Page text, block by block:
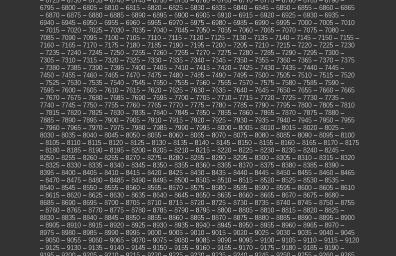
6795 – 6800 – 6805 – 6810 – 6815 – 6820 – 6825 – 6830 – 6835 – 6840 – 6845 – 6850 – 6855 – 6860 – 6865
– 6870 – 6875 – 6880 – 6885 – 6890 – 6895 – 6900 – 6905 – 6910 – 6915 – 6920 – 6925 – 6930 – 6935 –
6940 – 6945 – 6950 – 6955 – 6960 – 6965 – 6970 – 6975 – 6980 – 6985 – 6990 – 6995 – 7000 – 7005 – 7010
– 7015 – 7020 – 7025 – 7030 – 7035 – 7040 – 7045 – 7050 – 7055 – 7060 – 7065 – 7070 – 7075 – 7080 –
7085 – 7090 – 7095 – 7100 – 7105 – 7110 – 7115 – 7120 – 7125 – 7130 – 7135 – 7140 – 7145 – 7150 – 7155 –
7160 – 7165 – 7170 – 7175 – 7180 – 7185 – 7190 – 7195 – 7200 – 7205 – 7210 – 7215 – 7220 – 7225 – 7230
– 7235 – 7240 – 7245 – 7250 – 7255 – 7260 – 7265 – 7270 – 7275 – 7280 – 7285 – 7290 – 7295 – 7300 –
7305 – 7310 – 7315 – 7320 – 7325 – 7330 – 7335 – 7340 – 7345 – 7350 – 7355 – 7360 – 7365 – 7370 – 7375
– 7380 – 7385 – 7390 – 7395 – 7400 – 7405 – 7410 – 7415 – 7420 – 7425 – 7430 – 7435 – 7440 – 7445 –
7450 – 7455 – 7460 – 7465 – 7470 – 7475 – 7480 – 7485 – 7490 – 7495 – 7500 – 7505 – 7510 – 7515 – 7520
– 7525 – 7530 – 7535 – 7540 – 7545 – 7550 – 7555 – 7560 – 7565 – 7570 – 7575 – 7580 – 7585 – 7590 –
7595 – 7600 – 7605 – 7610 – 7615 – 7620 – 7625 – 7630 – 7635 – 7640 – 7645 – 7650 – 7655 – 7660 – 7665
– 7670 – 7675 – 7680 – 7685 – 7690 – 7695 – 7700 – 7705 – 7710 – 7715 – 7720 – 7725 – 7730 – 7735 –
7740 – 7745 – 7750 – 7755 – 7760 – 7765 – 7770 – 7775 – 7780 – 7785 – 7790 – 7795 – 7800 – 7805 – 7810
– 7815 – 7820 – 7825 – 7830 – 7835 – 7840 – 7845 – 7850 – 7855 – 7860 – 7865 – 7870 – 7875 – 7880 –
7885 – 7890 – 7895 – 7900 – 7905 – 7910 – 7915 – 7920 – 7925 – 7930 – 7935 – 7940 – 7945 – 7950 – 7955
– 7960 – 7965 – 7970 – 7975 – 7980 – 7985 – 7990 – 7995 – 8000 – 8005 – 8010 – 8015 – 8020 – 8025 –
8030 – 8035 – 8040 – 8045 – 8050 – 8055 – 8060 – 8065 – 8070 – 8075 – 8080 – 8085 – 8090 – 8095 – 8100
– 8105 – 8110 – 8115 – 8120 – 8125 – 8130 – 8135 – 8140 – 8145 – 8150 – 8155 – 8160 – 8165 – 8170 – 8175
– 8180 – 8185 – 8190 – 8195 – 8200 – 8205 – 8210 – 8215 – 8220 – 8225 – 8230 – 8235 – 8240 – 8245 –
8250 – 8255 – 8260 – 8265 – 8270 – 8275 – 8280 – 8285 – 8290 – 8295 – 8300 – 8305 – 8310 – 8315 – 8320
– 8325 – 8330 – 8335 – 8340 – 8345 – 8350 – 8355 – 8360 – 8365 – 8370 – 8375 – 8380 – 8385 – 8390 –
8395 – 8400 – 8405 – 8410 – 8415 – 8420 – 8425 – 8430 – 8435 – 8440 – 8445 – 8450 – 8455 – 8460 – 8465
– 8470 – 8475 – 8480 – 8485 – 8490 – 8495 – 8500 – 8505 – 8510 – 8515 – 8520 – 8525 – 8530 – 8535 –
8540 – 8545 – 8550 – 8555 – 8560 – 8565 – 8570 – 8575 – 8580 – 8585 – 8590 – 8595 – 8600 – 8605 – 8610
– 8615 – 8620 – 8625 – 8630 – 8635 – 8640 – 8645 – 8650 – 8655 – 8660 – 8665 – 8670 – 8675 – 8680 –
8685 – 8690 – 8695 – 8700 – 8705 – 8710 – 8715 – 8720 – 8725 – 8730 – 8735 – 8740 – 8745 – 8750 – 8755
– 8760 – 8765 – 8770 – 8775 – 8780 – 8785 – 8790 – 8795 – 8800 – 8805 – 8810 – 8815 – 8820 – 8825 –
8830 – 8835 – 8840 – 8845 – 8850 – 8855 – 8860 – 8865 – 8870 – 8875 – 8880 – 8885 – 8890 – 8895 – 8900
– 8905 – 8910 – 8915 – 8920 – 8925 – 8930 – 8935 – 8940 – 8945 – 8950 – 8955 – 8960 – 8965 – 8970 –
8975 – 8980 – 8985 – 8990 – 8995 – 9000 – 9005 – 9010 – 9015 – 9020 – 9025 – 9030 – 9035 – 9040 – 9045
– 9050 – 9055 – 9060 – 9065 – 9070 – 9075 – 9080 – 9085 – 9090 – 9095 – 9100 – 9105 – 9110 – 9115 – 9120
– 9125 – 9130 – 9135 – 9140 – 9145 – 9150 – 9155 – 9160 – 9165 – 9170 – 9175 – 9180 – 9185 – 9190 –